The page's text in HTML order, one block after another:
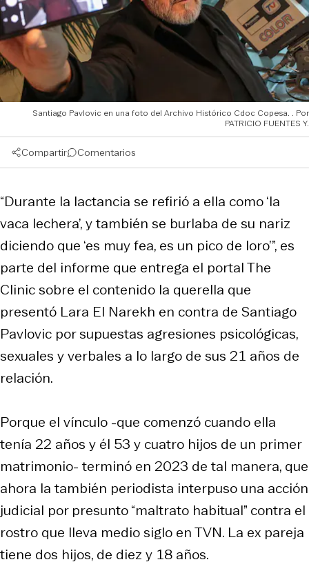
Santiago Pavlovic en una foto del Archivo Histórico Cdoc Copesa.
PATRICIO FUENTES Y.
Compartir Comentarios
“Durante la lactancia se refirió a ella como ‘la
vaca lechera’, y también se burlaba de su nariz
diciendo que ‘es muy fea, es un pico de loro’”, es
parte del informe que entrega el portal The
Clinic sobre el contenido la querella que
presentó Lara El Narekh en contra de Santiago
Pavlovic por supuestas agresiones psicológicas,
sexuales y verbales a lo largo de sus 21 años de
relación.
Porque el vínculo -que comenzó cuando ella
tenía 22 años y él 53 y cuatro hijos de un primer
matrimonio- terminó en 2023 de tal manera, que
ahora la también periodista interpuso una acción
judicial por presunto “maltrato habitual” contra el
rostro que lleva medio siglo en TVN. La ex pareja
tiene dos hijos, de diez y 18 años.